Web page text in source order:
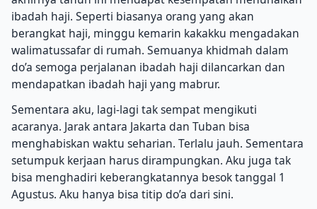
ibadah haji. Seperti biasanya orang yang akan
berangkat haji, minggu kemarin kakakku mengadakan
walimatussafar di rumah. Semuanya khidmah dalam
do’a semoga perjalanan ibadah haji dilancarkan dan
mendapatkan ibadah haji yang mabrur.
Sementara aku, lagi-lagi tak sempat mengikuti
acaranya. Jarak antara Jakarta dan Tuban bisa
menghabiskan waktu seharian. Terlalu jauh. Sementara
setumpuk kerjaan harus dirampungkan. Aku juga tak
bisa menghadiri keberangkatannya besok tanggal 1
Agustus. Aku hanya bisa titip do’a dari sini.